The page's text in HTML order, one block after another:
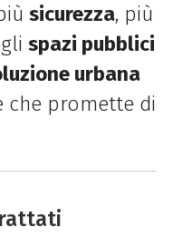
sicurezza, più
spazi pubblici
urbana
che promette di